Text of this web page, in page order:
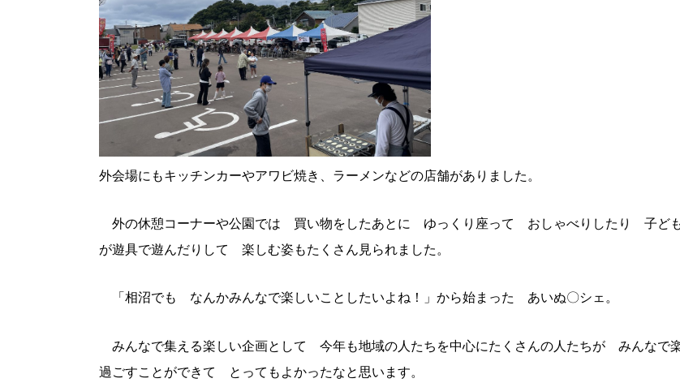
外会場にもキッチンカーやアワビ焼き、ラーメンなどの店舗がありました。
外の休憩コーナーや公園では 買い物をしたあとに ゆっくり座って おしゃべりしたり 子ど
が遊具で遊んだりして 楽しむ姿もたくさん見られました。
「相沼でも なんかみんなで楽しいことしたいよね！」から始まった あいぬ〇シェ。
みんなで集える楽しい企画として 今年も地域の人たちを中心にたくさんの人たちが みんなで
過ごすことができて とってもよかったなと思います。